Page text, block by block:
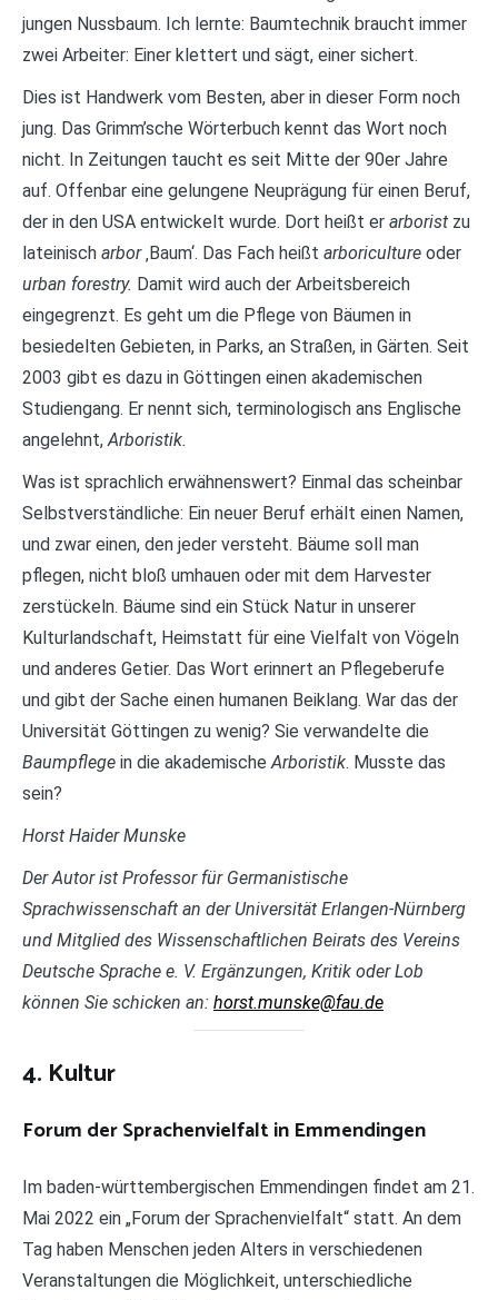
jungen Nussbaum. Ich lernte: Baumtechnik braucht immer
zwei Arbeiter: Einer klettert und sägt, einer sichert.
Dies ist Handwerk vom Besten, aber in dieser Form noch
jung. Das Grimm’sche Wörterbuch kennt das Wort noch
nicht. In Zeitungen taucht es seit Mitte der 90er Jahre
auf. Offenbar eine gelungene Neuprägung für einen Beruf,
der in den USA entwickelt wurde. Dort heißt er arborist zu
lateinisch arbor‚Baum‘. Das Fach heißt arboriculture oder
urban forestry. Damit wird auch der Arbeitsbereich
eingegrenzt. Es geht um die Pflege von Bäumen in
besiedelten Gebieten, in Parks, an Straßen, in Gärten. Seit
2003 gibt es dazu in Göttingen einen akademischen
Studiengang. Er nennt sich, terminologisch ans Englische
angelehnt,Arboristik.
Was ist sprachlich erwähnenswert? Einmal das scheinbar
Selbstverständliche: Ein neuer Beruf erhält einen Namen,
und zwar einen, den jeder versteht. Bäume soll man
pflegen, nicht bloß umhauen oder mit dem Harvester
zerstückeln. Bäume sind ein Stück Natur in unserer
Kulturlandschaft, Heimstatt für eine Vielfalt von Vögeln
und anderes Getier. Das Wort erinnert an Pflegeberufe
und gibt der Sache einen humanen Beiklang. War das der
Universität Göttingen zu wenig? Sie verwandelte die
Baumpflege in die akademischeArboristik. Musste das
sein?
Horst Haider Munske
Der Autor ist Professor für Germanistische
Sprachwissenschaft an der Universität Erlangen-Nürnberg
und Mitglied des Wissenschaftlichen Beirats des Vereins
Deutsche Sprache e. V. Ergänzungen, Kritik oder Lob
können Sie schicken an: horst.munske@fau.de
4. Kultur
Forum der Sprachenvielfalt in Emmendingen
Im baden-württembergischen Emmendingen findet am 21.
Mai 2022 ein „Forum der Sprachenvielfalt“ statt. An dem
Tag haben Menschen jeden Alters in verschiedenen
Veranstaltungen die Möglichkeit, unterschiedliche